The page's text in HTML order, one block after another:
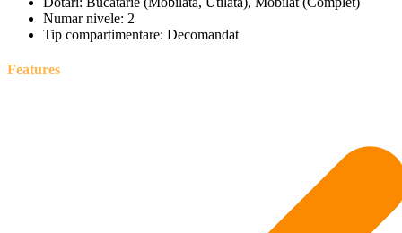
Numar nivele: 2
Tip compartimentare: Decomandat
Features